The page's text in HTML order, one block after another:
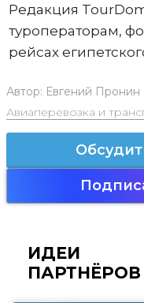
Редакция
туроператорам,
рейсах
Автор: Евгений Пронин
Авиаперевозка и
ИДЕИ
ПАРТНЁРОВ